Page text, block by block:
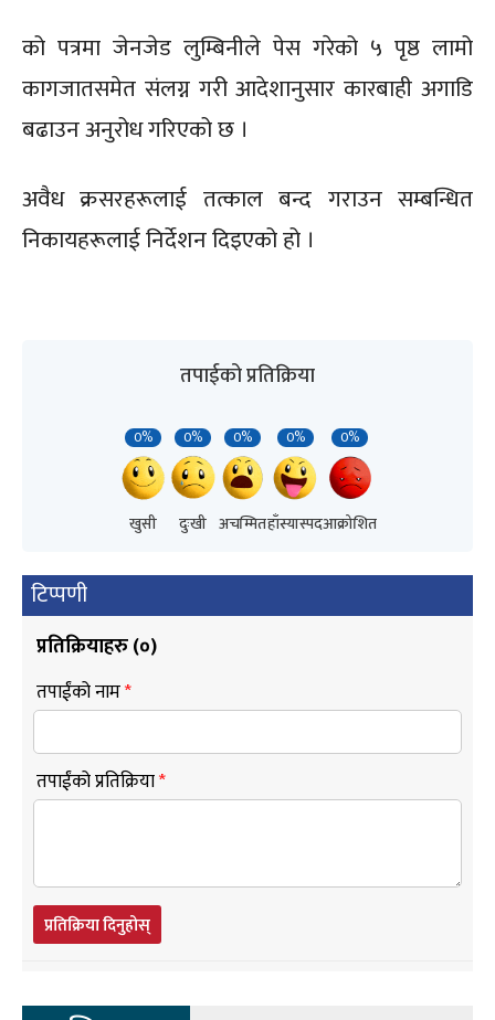
को पत्रमा जेनजेड लुम्बिनीले पेस गरेको ५ पृष्ठ लामो
कागजातसमेत संलग्न गरी आदेशानुसार कारबाही अगाडि
बढाउन अनुरोध गरिएको छ ।
अवैध क्रसरहरूलाई तत्काल बन्द गराउन सम्बन्धित
निकायहरूलाई निर्देशन दिइएको हो ।
तपाईको प्रतिक्रिया
0%
खुसी
0%
दुःखी
0%
अचम्मित
0%
हाँस्यास्पद
0%
आक्रोशित
टिप्पणी
प्रतिक्रियाहरु (०)
तपाईंको नाम*
तपाईंको प्रतिक्रिया*
प्रतिक्रिया दिनुहोस्